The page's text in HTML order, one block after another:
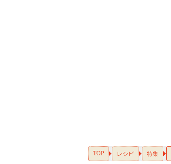
TOP レシピ 特集